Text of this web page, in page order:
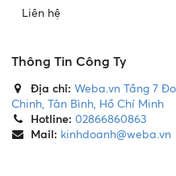
Liên hệ
Thông Tin Công Ty
Địa chỉ:Weba.vn Tầng 7
Chinh, Tân Bình, Hồ Chí Minh
Hotline: 02866860863
Mail: kinhdoanh@weba.vn